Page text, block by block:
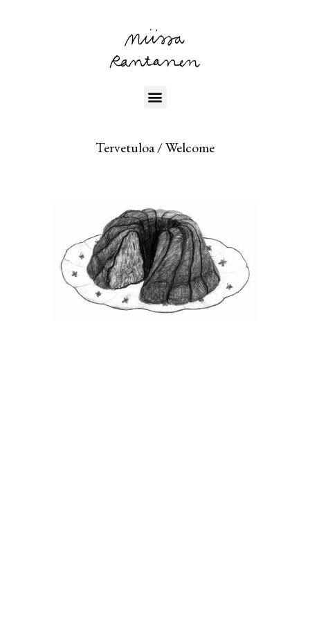
Tervetuloa / Welcome